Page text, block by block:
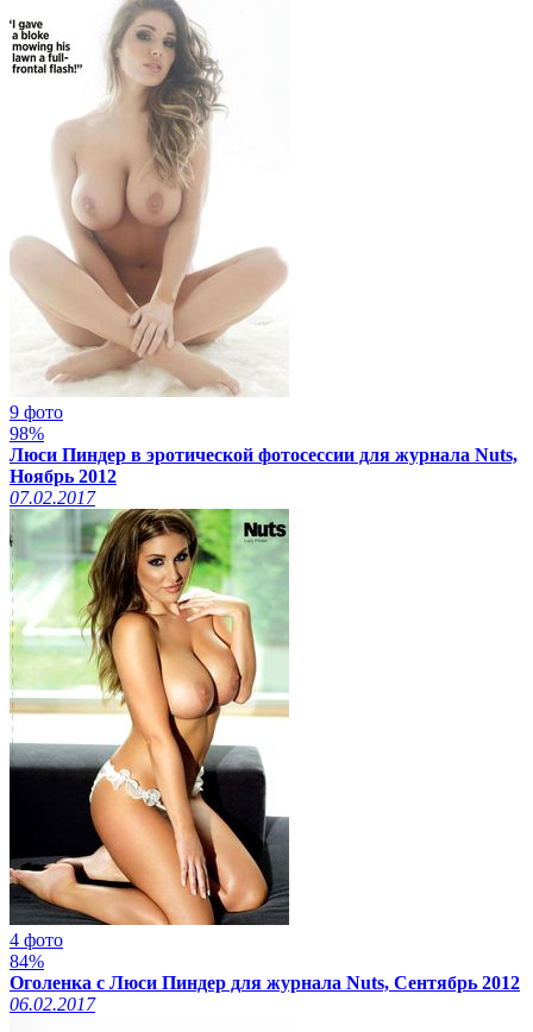
9 фото
98%
Люси Пиндер в эротической фотосессии для журнала Nuts,
Ноябрь 2012
07.02.2017
4 фото
84%
Оголенка с Люси Пиндер для журнала Nuts, Сентябрь 2012
06.02.2017